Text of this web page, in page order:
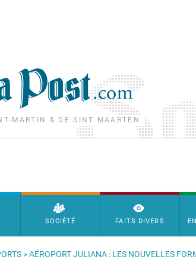
MARTIN & DE SINT MAARTEN
SOCIÉTÉ FAITS DIVERS
> AÉROPORT JULIANA : LES NOUVELLES